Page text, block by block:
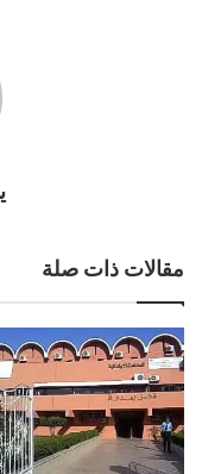
مقالات ذات صلة